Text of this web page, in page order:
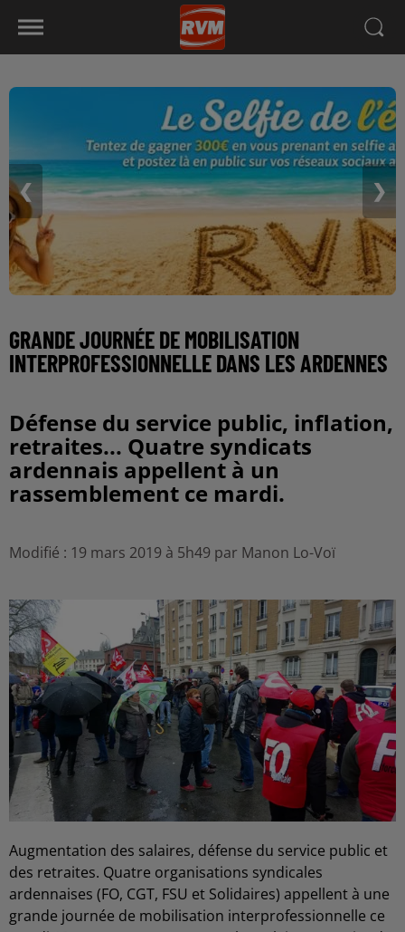
❮ ❯
GRANDE JOURNÉE DE MOBILISATION
INTERPROFESSIONNELLE DANS LES ARDENNES
Défense du service public, inflation,
retraites... Quatre syndicats
ardennais appellent à un
rassemblement ce mardi.
Modifié : 19 mars 2019 à 5h49 par Manon Lo-Voï
Augmentation des salaires, défense du service public et
des retraites. Quatre organisations syndicales
ardennaises (FO, CGT, FSU et Solidaires) appellent à une
grande journée de mobilisation interprofessionnelle ce